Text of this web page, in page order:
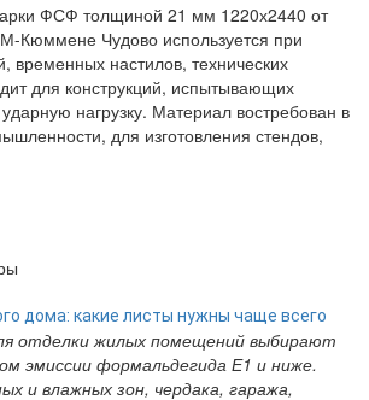
ФСФ толщиной 21 мм 1220х2440 от
Кюммене Чудово используется при
временных настилов, технических
для конструкций, испытывающих
нагрузку. Материал востребован в
для изготовления стендов,
дома: какие листы нужны чаще всего
отделки жилых помещений выбирают
эмиссии формальдегида Е1 и ниже.
и влажных зон, чердака, гаража,